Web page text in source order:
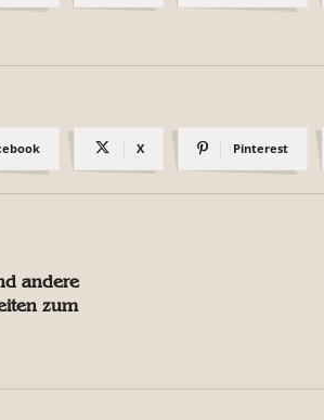
X Pinterest
andere
zum